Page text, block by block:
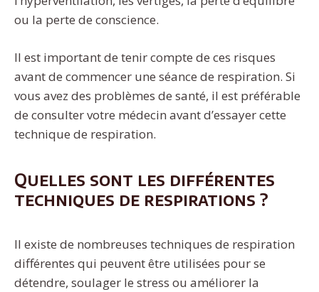
ou la perte de conscience.
Il est important de tenir compte de ces risques
avant de commencer une séance de respiration. Si
vous avez des problèmes de santé, il est préférable
de consulter votre médecin avant d’essayer cette
technique de respiration.
Quelles sont les différentes
techniques de respirations ?
Il existe de nombreuses techniques de respiration
différentes qui peuvent être utilisées pour se
détendre, soulager le stress ou améliorer la